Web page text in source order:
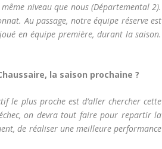
niveau que nous (Départemental 2).
Au passage, notre équipe réserve est
en équipe première, durant la saison.
la saison prochaine ?
le plus proche est d’aller chercher cette
on devra tout faire pour repartir la
de réaliser une meilleure performance